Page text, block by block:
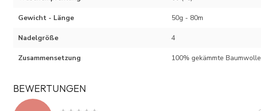
Gewicht - Länge 50g - 80m
Nadelgröße 4
Zusammensetzung 100% gekämmte Baumwolle
BEWERTUNGEN